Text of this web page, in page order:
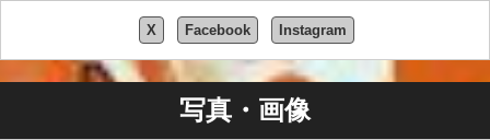
X Facebook Instagram
写真・画像